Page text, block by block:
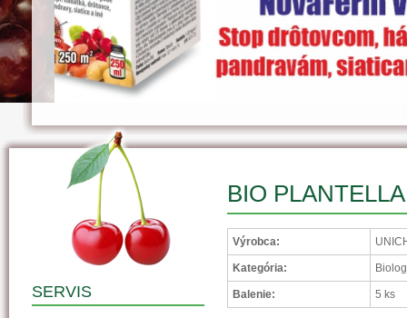
BIO
Výrobca:
Kategória:
Balenie: 5 ks
SERVIS